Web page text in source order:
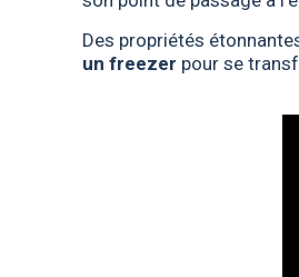
Des propriétés
un freezer pour se